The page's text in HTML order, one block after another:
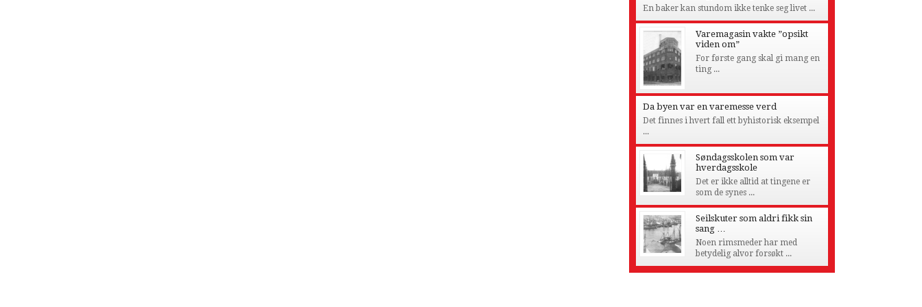
En baker kan stundom ikke tenke seg livet ...
Varemagasin vakte ”opsikt
viden om”
For første gang skal gi mang en
ting ...
Da byen var en varemesse verd
Det finnes i hvert fall ett byhistorisk eksempel
...
Søndagsskolen som var
hverdagsskole
Det er ikke alltid at tingene er
som de synes ...
Seilskuter som aldri fikk sin
sang …
Noen rimsmeder har med
betydelig alvor forsøkt ...